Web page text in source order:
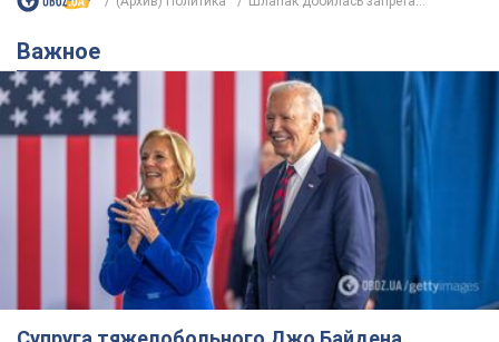
сигнализировал о его "агрессивном" раке
Сначала врачи не обратили на это должного внимания
9 годин тому
Ее убила Россия: умерла 13-летняя
девочка, раненая в результате
российской атаки на Сумскую
область. Фото
В тот день во время российского обстрела
погибли ее брат, отчим и бабушка
9,7 т.